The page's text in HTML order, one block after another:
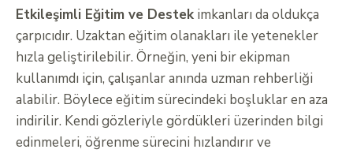
Etkileşimli Eğitim ve Destek imkanları da oldukça
çarpıcıdır. Uzaktan eğitim olanakları ile yetenekler
hızla geliştirilebilir. Örneğin, yeni bir ekipman
kullanımdı için, çalışanlar anında uzman rehberliği
alabilir. Böylece eğitim sürecindeki boşluklar en aza
indirilir. Kendi gözleriyle gördükleri üzerinden bilgi
edinmeleri, öğrenme sürecini hızlandırır ve